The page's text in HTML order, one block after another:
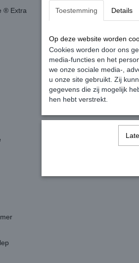
® Extra
In winkelwagen
Toestemming Details
Op deze website worden
Cookies worden door ons
media-functies en het
we onze sociale media-,
u onze site gebruikt. Zij
gegevens die zij mogelijk
hen hebt verstrekt.